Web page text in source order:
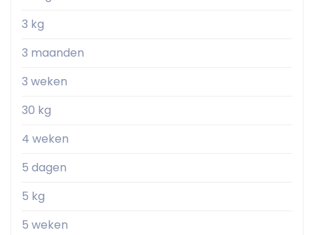
3 kg
3 maanden
3 weken
30 kg
4 weken
5 dagen
5 kg
5 weken